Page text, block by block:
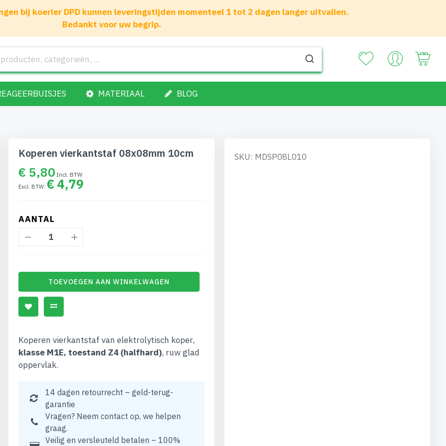
bij koerier DPD kunnen leveringstijden momenteel 1 tot 2 dagen langer uitvallen.
Bedankt voor uw begrip.
MATERIAAL BLOG
Koperen vierkantstaf 08x08mm 10cm
€ 5,80
€ 4,79
AANTAL
TOEVOEGEN AAN WINKELWAGEN
Koperen vierkantstaf van elektrolytisch koper,
klasse M1E, toestand Z4 (halfhard), ruw glad
oppervlak.
14 dagen retourrecht – geld-terug-
garantie
Vragen? Neem contact op, we helpen
graag.
Veilig en versleuteld betalen – 100%
SKU: MDSP08L010